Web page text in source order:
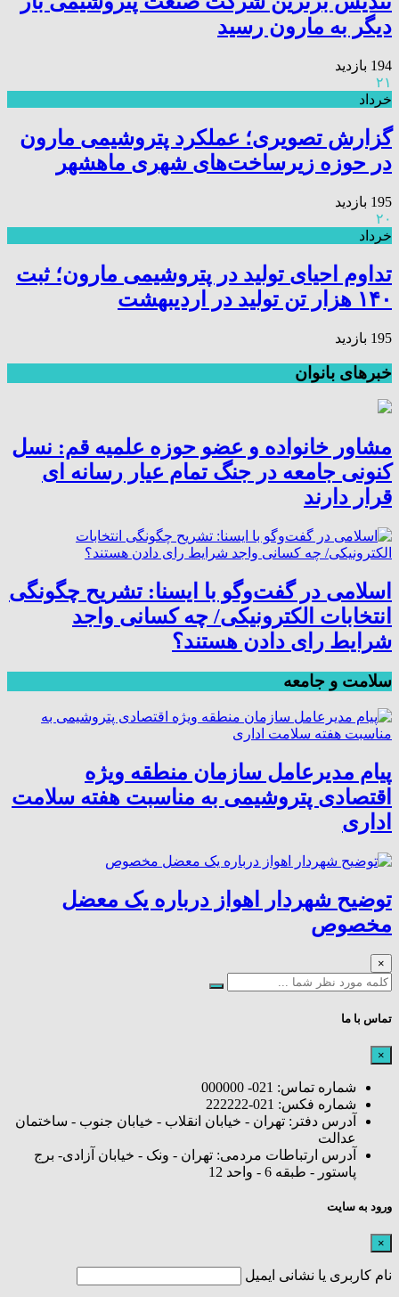
دیگر به مارون رسید
194 بازدید
۲۱
خرداد
گزارش تصویری؛ عملکرد پتروشیمی مارون
در حوزه زیرساخت‌های شهری ماهشهر
195 بازدید
۲۰
خرداد
تداوم احیای تولید در پتروشیمی مارون؛ ثبت
۱۴۰ هزار تن تولید در اردیبهشت
195 بازدید
خبرهای بانوان
مشاور خانواده و عضو حوزه علمیه قم: نسل
کنونی جامعه در جنگ تمام عیار رسانه ای
قرار دارند
اسلامی در گفت‌وگو با ایسنا: تشریح چگونگی
انتخابات الکترونیکی/ چه کسانی واجد
شرایط رای دادن هستند؟
سلامت و جامعه
پیام مدیرعامل سازمان منطقه ویژه
اقتصادی پتروشیمی به مناسبت هفته سلامت
اداری
توضیح شهردار اهواز درباره یک معضل
مخصوص
×
تماس با ما
×
شماره تماس: 021- 000000
شماره فکس: 021-222222
آدرس دفتر: تهران - خیابان انقلاب - خیابان جنوب - ساختمان
عدالت
آدرس ارتباطات مردمی: تهران - ونک - خیابان آزادی- برج
پاستور - طبقه 6 - واحد 12
ورود به سایت
×
نام کاربری یا نشانی ایمیل